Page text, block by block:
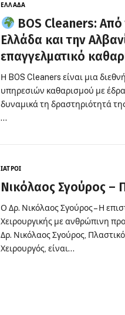
ΕΛΛΆΔΑ
BOS Cleaners:
Ελλάδα και την
επαγγελματικό
Η BOS Cleaners είναι μια
υπηρεσιών καθαρισμού με
δυναμικά τη δραστηριότητά
…
ΙΑΤΡΟΊ
Νικόλαος Σγούρος –
Ο Δρ. Νικόλαος Σγούρος – Η
Χειρουργικής με ανθρώπινη
Δρ. Νικόλαος Σγούρος,
Χειρουργός, είναι…